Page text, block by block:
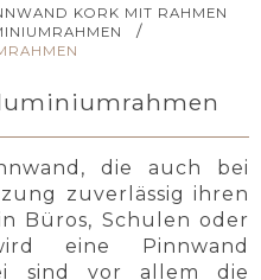
KORK MIT RAHMEN
/
die auch bei
zuverlässig ihren
Büros, Schulen oder
eine Pinnwand
sind vor allem die